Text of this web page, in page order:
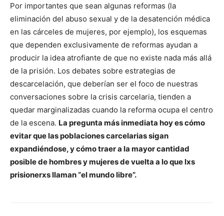
Por importantes que sean algunas reformas (la
eliminación del abuso sexual y de la desatención médica
en las cárceles de mujeres, por ejemplo), los esquemas
que dependen exclusivamente de reformas ayudan a
producir la idea atrofiante de que no existe nada más allá
de la prisión. Los debates sobre estrategias de
descarcelación, que deberían ser el foco de nuestras
conversaciones sobre la crisis carcelaria, tienden a
quedar marginalizadas cuando la reforma ocupa el centro
de la escena. La pregunta más inmediata hoy es cómo
evitar que las poblaciones carcelarias sigan
expandiéndose, y cómo traer a la mayor cantidad
posible de hombres y mujeres de vuelta a lo que lxs
prisionerxs llaman “el mundo libre”.